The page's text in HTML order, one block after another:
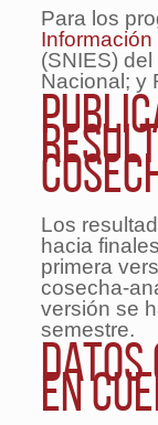
Para los
(SNIES)
Nacional; y
Los
hacia
primera
cosecha-
versión se
semestre.
Datos
en